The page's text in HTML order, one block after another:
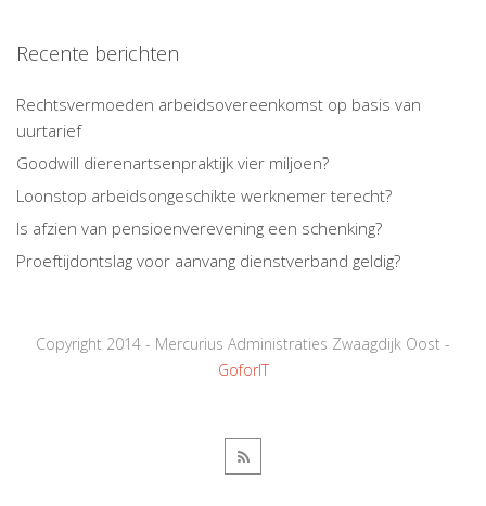
Recente berichten
Rechtsvermoeden arbeidsovereenkomst op basis van
uurtarief
Goodwill dierenartsenpraktijk vier miljoen?
Loonstop arbeidsongeschikte werknemer terecht?
Is afzien van pensioenverevening een schenking?
Proeftijdontslag voor aanvang dienstverband geldig?
Copyright 2014 - Mercurius Administraties Zwaagdijk Oost -
GoforIT